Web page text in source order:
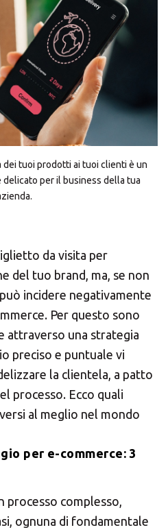
dei tuoi prodotti ai tuoi clienti è un
per il business della tua
da visita per
del tuo brand, ma, se non
incidere negativamente
Per questo sono
attraverso una strategia
preciso e puntuale vi
la clientela, a patto
processo. Ecco quali
al meglio nel mondo
per e-commerce: 3
processo complesso,
ognuna di fondamentale